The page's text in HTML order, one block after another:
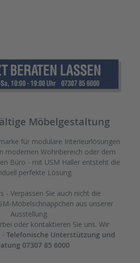
Möbelgestaltung
für modulare Interieurlösungen
modernen Wohnbereich oder dem
Büro - mit USM Haller entsteht die
perfekte Lösung.
- Verpassen Sie auch nicht die
Möbelschnäppchen aus unserer
Ausstellung.
oder kontaktieren Sie uns. Wir
- Telefonische Unterstützung und
07307 85 6000